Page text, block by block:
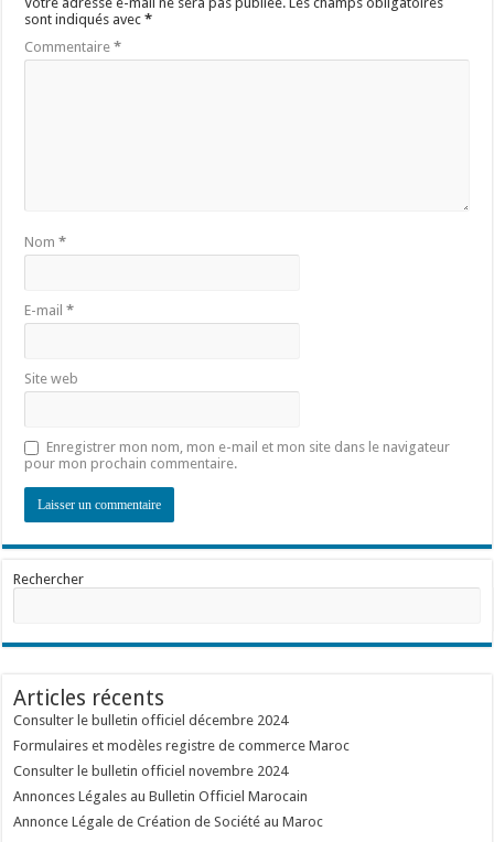
sont indiqués avec*
Commentaire*
Nom*
E-mail*
Site web
Enregistrer mon nom, mon e-mail et mon site dans le navigateur
pour mon prochain commentaire.
Rechercher
Articles récents
Consulter le bulletin officiel décembre 2024
Formulaires et modèles registre de commerce Maroc
Consulter le bulletin officiel novembre 2024
Annonces Légales au Bulletin Officiel Marocain
Annonce Légale de Création de Société au Maroc